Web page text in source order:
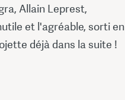
Allain Leprest,
et l'agréable, sorti en
déjà dans la suite !